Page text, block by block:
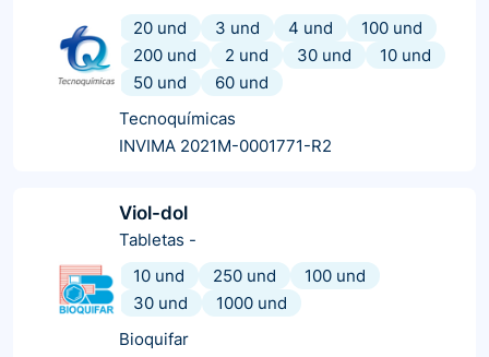
20 und
3 und 4 und
100 und
200 und
2 und 30 und
10 und
50 und
60 und
Tecnoquímicas
INVIMA 2021M-0001771-R2
Viol-dol
Tabletas -
10 und
250 und
100 und
30 und
1000 und
Bioquifar